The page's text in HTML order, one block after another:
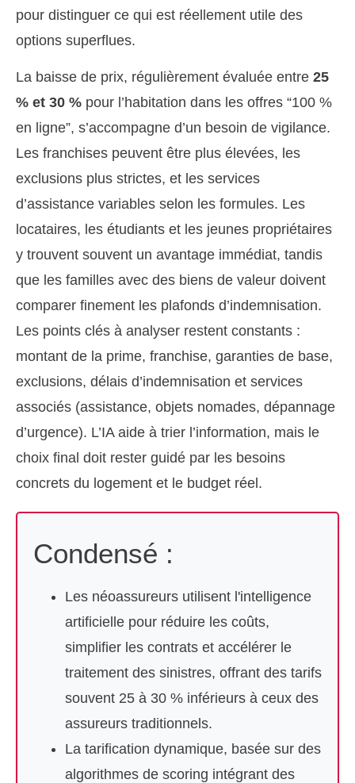
pour distinguer ce qui est réellement utile des
options superflues.
La baisse de prix, régulièrement évaluée entre 25
% et 30 % pour l’habitation dans les offres “100 %
en ligne”, s’accompagne d’un besoin de vigilance.
Les franchises peuvent être plus élevées, les
exclusions plus strictes, et les services
d’assistance variables selon les formules. Les
locataires, les étudiants et les jeunes propriétaires
y trouvent souvent un avantage immédiat, tandis
que les familles avec des biens de valeur doivent
comparer finement les plafonds d’indemnisation.
Les points clés à analyser restent constants :
montant de la prime, franchise, garanties de base,
exclusions, délais d’indemnisation et services
associés (assistance, objets nomades, dépannage
d’urgence). L’IA aide à trier l’information, mais le
choix final doit rester guidé par les besoins
concrets du logement et le budget réel.
Condensé :
Les néoassureurs utilisent l'intelligence
artificielle pour réduire les coûts,
simplifier les contrats et accélérer le
traitement des sinistres, offrant des tarifs
souvent 25 à 30 % inférieurs à ceux des
assureurs traditionnels.
La tarification dynamique, basée sur des
algorithmes de scoring intégrant des